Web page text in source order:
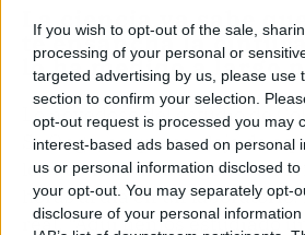
If you wish to opt-out of the sale,
processing of your personal or
targeted advertising by us, please use
section to confirm your selection.
opt-out request is processed you may
interest-based ads based on personal
us or personal information disclosed
your opt-out. You may separately opt-
disclosure of your personal
La ciencia ya sabe
te ensancha la
lo ha medido a largo
Lo novedoso del estudio de
St-Onge, es que se aleja de
los que metían a lagentea
horas al día en un laboratorio.
real. “Aquí hemos estudiado